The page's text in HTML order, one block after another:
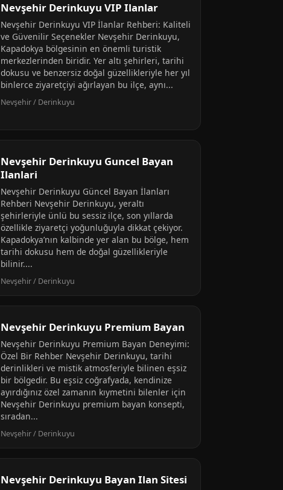
Nevşehir Derinkuyu VIP Ilanlar
Nevşehir Derinkuyu VIP İlanlar Rehberi: Kaliteli
ve Güvenilir Seçenekler Nevşehir Derinkuyu,
Kapadokya bölgesinin en önemli turistik
merkezlerinden biridir. Yer altı şehirleri, tarihi
dokusu ve benzersiz doğal güzellikleriyle her yıl
binlerce ziyaretçiyi ağırlayan bu ilçe, aynı...
Nevşehir / Derinkuyu
Nevşehir Derinkuyu Guncel Bayan
Ilanlari
Nevşehir Derinkuyu Güncel Bayan İlanları
Rehberi Nevşehir Derinkuyu, yeraltı
şehirleriyle ünlü bu sessiz ilçe, son yıllarda
özellikle ziyaretçi yoğunluğuyla dikkat çekiyor.
Kapadokya’nın kalbinde yer alan bu bölge, hem
tarihi dokusu hem de doğal güzellikleriyle
bilinir....
Nevşehir / Derinkuyu
Nevşehir Derinkuyu Premium Bayan
Nevşehir Derinkuyu Premium Bayan Deneyimi:
Özel Bir Rehber Nevşehir Derinkuyu, tarihi
derinlikleri ve mistik atmosferiyle bilinen eşsiz
bir bölgedir. Bu eşsiz coğrafyada, kendinize
ayırdığınız özel zamanın kıymetini bilenler için
Nevşehir Derinkuyu premium bayan konsepti,
sıradan...
Nevşehir / Derinkuyu
Nevşehir Derinkuyu Bayan Ilan Sitesi